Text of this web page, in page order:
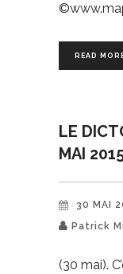
READ
LE
MAI
30 MAI
Patrick
(30 mai).